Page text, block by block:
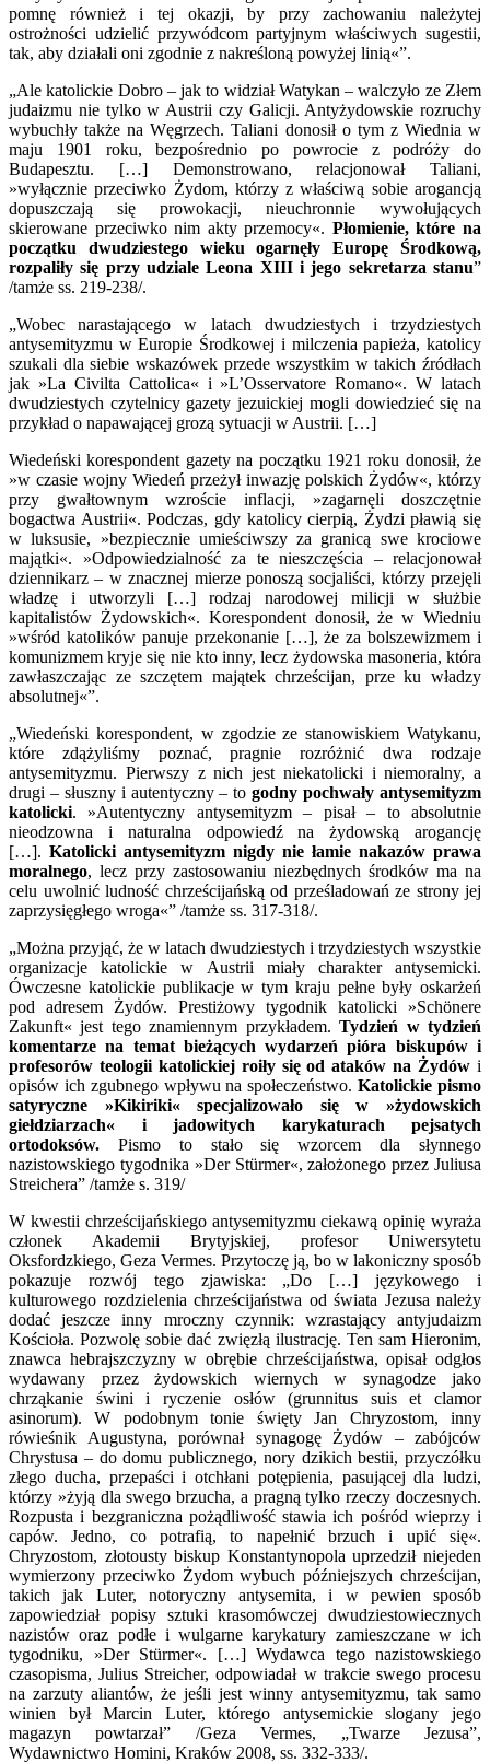
pomnę również i tej okazji, by przy zachowaniu należytej
ostrożności udzielić przywódcom partyjnym właściwych sugestii,
tak, aby działali oni zgodnie z nakreśloną powyżej linią«”.
„Ale katolickie Dobro – jak to widział Watykan – walczyło ze Złem
judaizmu nie tylko w Austrii czy Galicji. Antyżydowskie rozruchy
wybuchły także na Węgrzech. Taliani donosił o tym z Wiednia w
maju 1901 roku, bezpośrednio po powrocie z podróży do
Budapesztu. […] Demonstrowano, relacjonował Taliani,
»wyłącznie przeciwko Żydom, którzy z właściwą sobie arogancją
dopuszczają się prowokacji, nieuchronnie wywołujących
skierowane przeciwko nim akty przemocy«. Płomienie, które na
początku dwudziestego wieku ogarnęły Europę Środkową,
rozpaliły się przy udziale Leona XIII i jego sekretarza stanu”
/tamże ss. 219-238/.
„Wobec narastającego w latach dwudziestych i trzydziestych
antysemityzmu w Europie Środkowej i milczenia papieża, katolicy
szukali dla siebie wskazówek przede wszystkim w takich źródłach
jak »La Civilta Cattolica« i »L’Osservatore Romano«. W latach
dwudziestych czytelnicy gazety jezuickiej mogli dowiedzieć się na
przykład o napawającej grozą sytuacji w Austrii. […]
Wiedeński korespondent gazety na początku 1921 roku donosił, że
»w czasie wojny Wiedeń przeżył inwazję polskich Żydów«, którzy
przy gwałtownym wzroście inflacji, »zagarnęli doszczętnie
bogactwa Austrii«. Podczas, gdy katolicy cierpią, Żydzi pławią się
w luksusie, »bezpiecznie umieściwszy za granicą swe krociowe
majątki«. »Odpowiedzialność za te nieszczęścia – relacjonował
dziennikarz – w znacznej mierze ponoszą socjaliści, którzy przejęli
władzę i utworzyli […] rodzaj narodowej milicji w służbie
kapitalistów Żydowskich«. Korespondent donosił, że w Wiedniu
»wśród katolików panuje przekonanie […], że za bolszewizmem i
komunizmem kryje się nie kto inny, lecz żydowska masoneria, która
zawłaszczając ze szczętem majątek chrześcijan, prze ku władzy
absolutnej«”.
„Wiedeński korespondent, w zgodzie ze stanowiskiem Watykanu,
które zdążyliśmy poznać, pragnie rozróżnić dwa rodzaje
antysemityzmu. Pierwszy z nich jest niekatolicki i niemoralny, a
drugi – słuszny i autentyczny – togodny pochwały antysemityzm
katolicki. »Autentyczny antysemityzm – pisał – to absolutnie
nieodzowna i naturalna odpowiedź na żydowską arogancję
[…]. Katolicki antysemityzm nigdy nie łamie nakazów prawa
moralnego, lecz przy zastosowaniu niezbędnych środków ma na
celu uwolnić ludność chrześcijańską od prześladowań ze strony jej
zaprzysięgłego wroga«” /tamże ss. 317-318/.
„Można przyjąć, że w latach dwudziestych i trzydziestych wszystkie
organizacje katolickie w Austrii miały charakter antysemicki.
Ówczesne katolickie publikacje w tym kraju pełne były oskarżeń
pod adresem Żydów. Prestiżowy tygodnik katolicki »Schönere
Zakunft« jest tego znamiennym przykładem.Tydzień w tydzień
komentarze na temat bieżących wydarzeń pióra biskupów i
profesorów teologii katolickiej roiły się od ataków na Żydów i
opisów ich zgubnego wpływu na społeczeństwo.Katolickie pismo
satyryczne »Kikiriki« specjalizowało się w »żydowskich
giełdziarzach« i jadowitych karykaturach pejsatych
ortodoksów. Pismo to stało się wzorcem dla słynnego
nazistowskiego tygodnika »Der Stürmer«, założonego przez Juliusa
Streichera” /tamże s. 319/
W kwestii chrześcijańskiego antysemityzmu ciekawą opinię wyraża
członek Akademii Brytyjskiej, profesor Uniwersytetu
Oksfordzkiego, Geza Vermes. Przytoczę ją, bo w lakoniczny sposób
pokazuje rozwój tego zjawiska: „Do […] językowego i
kulturowego rozdzielenia chrześcijaństwa od świata Jezusa należy
dodać jeszcze inny mroczny czynnik: wzrastający antyjudaizm
Kościoła. Pozwolę sobie dać zwięzłą ilustrację. Ten sam Hieronim,
znawca hebrajszczyzny w obrębie chrześcijaństwa, opisał odgłos
wydawany przez żydowskich wiernych w synagodze jako
chrząkanie świni i ryczenie osłów (grunnitus suis et clamor
asinorum). W podobnym tonie święty Jan Chryzostom, inny
rówieśnik Augustyna, porównał synagogę Żydów – zabójców
Chrystusa – do domu publicznego, nory dzikich bestii, przyczółku
złego ducha, przepaści i otchłani potępienia, pasującej dla ludzi,
którzy »żyją dla swego brzucha, a pragną tylko rzeczy doczesnych.
Rozpusta i bezgraniczna pożądliwość stawia ich pośród wieprzy i
capów. Jedno, co potrafią, to napełnić brzuch i upić się«.
Chryzostom, złotousty biskup Konstantynopola uprzedził niejeden
wymierzony przeciwko Żydom wybuch późniejszych chrześcijan,
takich jak Luter, notoryczny antysemita, i w pewien sposób
zapowiedział popisy sztuki krasomówczej dwudziestowiecznych
nazistów oraz podłe i wulgarne karykatury zamieszczane w ich
tygodniku, »Der Stürmer«. […] Wydawca tego nazistowskiego
czasopisma, Julius Streicher, odpowiadał w trakcie swego procesu
na zarzuty aliantów, że jeśli jest winny antysemityzmu, tak samo
winien był Marcin Luter, którego antysemickie slogany jego
magazyn powtarzał” /Geza Vermes, „Twarze Jezusa”,
Wydawnictwo Homini, Kraków 2008, ss. 332-333/.